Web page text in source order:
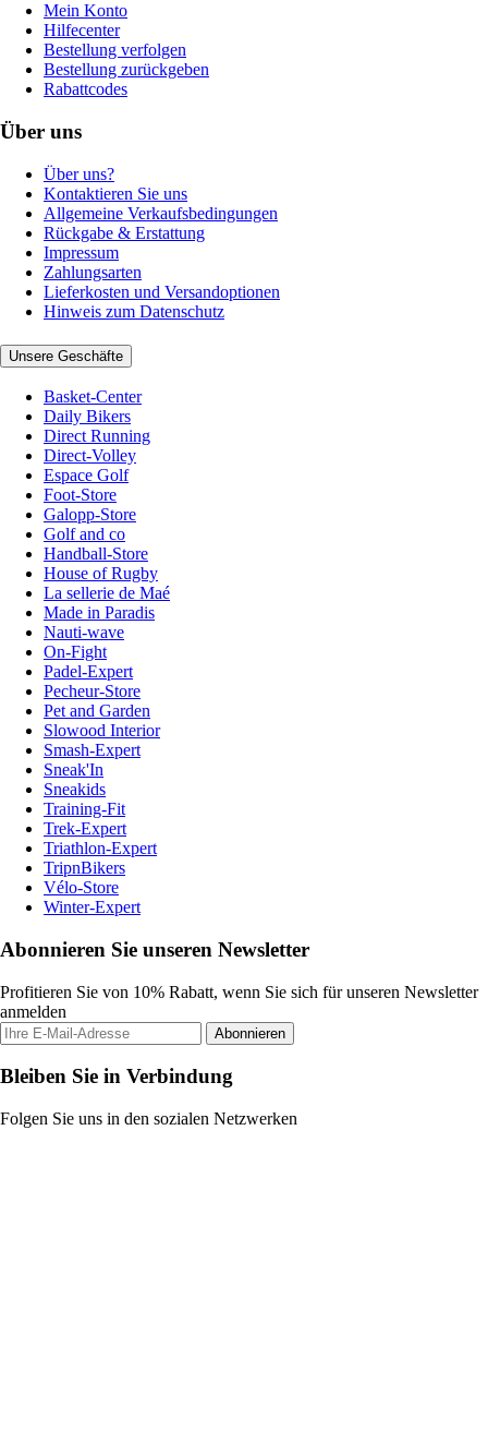
Mein Konto
Hilfecenter
Bestellung verfolgen
Bestellung zurückgeben
Rabattcodes
Über uns
Über uns?
Kontaktieren Sie uns
Allgemeine Verkaufsbedingungen
Rückgabe & Erstattung
Impressum
Zahlungsarten
Lieferkosten und Versandoptionen
Hinweis zum Datenschutz
Unsere Geschäfte
Basket-Center
Daily Bikers
Direct Running
Direct-Volley
Espace Golf
Foot-Store
Galopp-Store
Golf and co
Handball-Store
House of Rugby
La sellerie de Maé
Made in Paradis
Nauti-wave
On-Fight
Padel-Expert
Pecheur-Store
Pet and Garden
Slowood Interior
Smash-Expert
Sneak'In
Sneakids
Training-Fit
Trek-Expert
Triathlon-Expert
TripnBikers
Vélo-Store
Winter-Expert
Abonnieren Sie unseren Newsletter
Profitieren Sie von 10% Rabatt, wenn Sie sich für unseren Newsletter
anmelden
Abonnieren
Bleiben Sie in Verbindung
Folgen Sie uns in den sozialen Netzwerken